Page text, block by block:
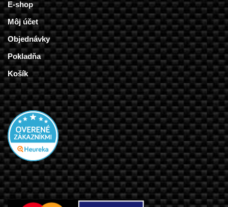
E-shop
Môj účet
Objednávky
Pokladňa
Košík